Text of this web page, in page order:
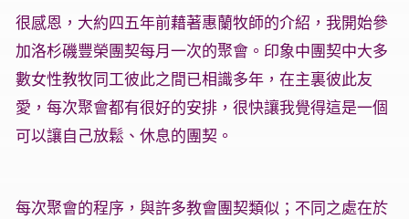
很感恩，大約四五年前藉著惠蘭牧師的介紹，我開始參
加洛杉磯豐榮團契每月一次的聚會。印象中團契中大多
數女性教牧同工彼此之間已相識多年，在主裏彼此友
愛，每次聚會都有很好的安排，很快讓我覺得這是一個
可以讓自己放鬆、休息的團契。
每次聚會的程序，與許多教會團契類似；不同之處在於